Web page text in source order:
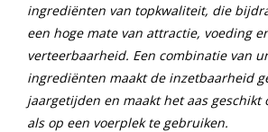
ingrediënten van topkwaliteit, die
een hoge mate van attractie, voeding
verteerbaarheid. Een combinatie van
ingrediënten maakt de inzetbaarheid
jaargetijden en maakt het aas geschikt
als op een voerplek te gebruiken.